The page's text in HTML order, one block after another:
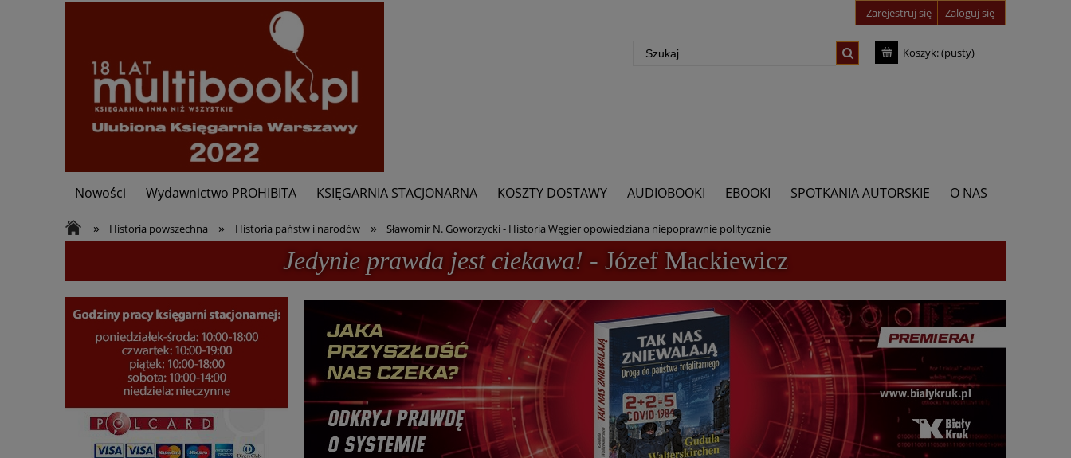
Zarejestruj się Zaloguj się
Koszyk:(pusty)
Nowości Wydawnictwo PROHIBITA KSIĘGARNIA STACJONARNA KOSZTY DOSTAWY AUDIOBOOKI EBOOKI SPOTKANIA AUTORSKIE
O NAS
Kontakt
» Historia powszechna » Historia państw i narodów » Sławomir N. Goworzycki - Historia Węgier opowiedziana niepoprawnie politycznie
Jedynie prawda jest ciekawa! - Józef Mackiewicz